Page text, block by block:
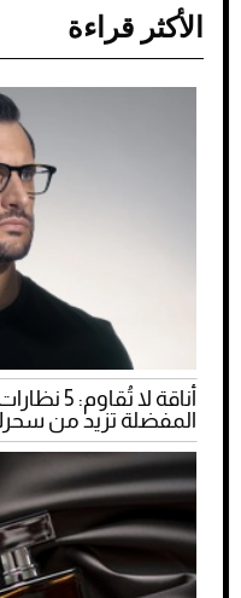
الأكثر قراءة
أناقة لا
المفضلة تزيد من